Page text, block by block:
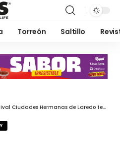
Torreón Saltillo
Hermanas de Laredo tendrá a NL y Tamaulipas como invitados de honor